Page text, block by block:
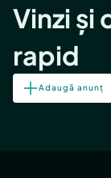
Vinzi și
rapid
Adaugă anunț